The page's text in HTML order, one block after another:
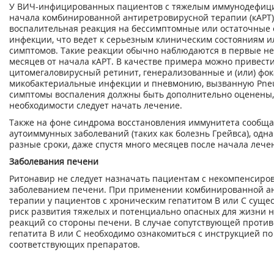
У ВИЧ-инфицированных пациентов с тяжелым
начала комбинированной антиретровирусной терапии
воспалительная реакция на бессимптомные или остаточные
инфекции, что ведет к серьезным клиническим состояниям
симптомов. Такие реакции обычно наблюдаются в первые
месяцев от начала кАРТ. В качестве примера можно
цитомегаловирусный ретинит, генерализованные и (или)
микобактериальные инфекции и пневмонию, вызванную
симптомы воспаления должны быть дополнительно
необходимости следует начать лечение.
Также на фоне синдрома восстановления иммунитета
аутоиммунных заболеваний (таких как болезнь Грейвса),
разные сроки, даже спустя много месяцев после начала
Заболевания печени
Ритонавир не следует назначать пациентам с
заболеванием печени. При применении комбинированной
терапии у пациентов с хроническим гепатитом В или С
риск развития тяжелых и потенциально опасных для жизни
реакций со стороны печени. В случае сопутствующей
гепатита В или С необходимо ознакомиться с инструкцией
соответствующих препаратов.